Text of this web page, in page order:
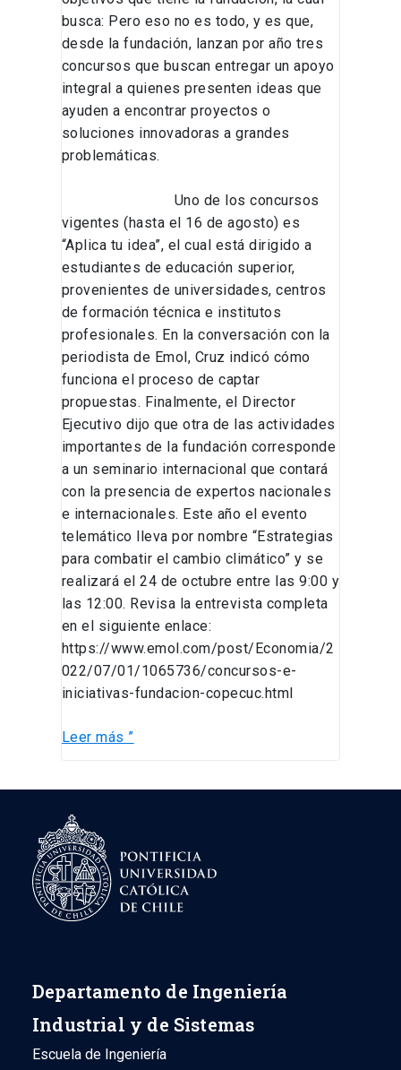
busca: Pero eso no es todo, y es que,
desde la fundación, lanzan por año tres
concursos que buscan entregar un apoyo
integral a quienes presenten ideas que
ayuden a encontrar proyectos o
soluciones innovadoras a grandes
problemáticas.
Uno de los concursos
vigentes (hasta el 16 de agosto) es
“Aplica tu idea”, el cual está dirigido a
estudiantes de educación superior,
provenientes de universidades, centros
de formación técnica e institutos
profesionales. En la conversación con la
periodista de Emol, Cruz indicó cómo
funciona el proceso de captar
propuestas. Finalmente, el Director
Ejecutivo dijo que otra de las actividades
importantes de la fundación corresponde
a un seminario internacional que contará
con la presencia de expertos nacionales
e internacionales. Este año el evento
telemático lleva por nombre “Estrategias
para combatir el cambio climático” y se
realizará el 24 de octubre entre las 9:00 y
las 12:00. Revisa la entrevista completa
en el siguiente enlace:
https://www.emol.com/post/Economia/2
022/07/01/1065736/concursos-e-
iniciativas-fundacion-copecuc.html
Leer más ”
Departamento de Ingeniería
Industrial y de Sistemas
Escuela de Ingeniería